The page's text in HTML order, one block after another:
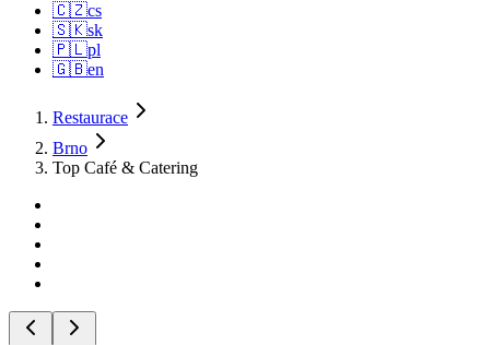
🇨🇿cs
🇸🇰sk
🇵🇱pl
🇬🇧en
Restaurace
Brno
Top Café & Catering